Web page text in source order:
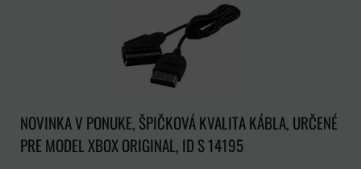
NOVINKA V PONUKE, ŠPIČKOVÁ KVALITA KÁBLA, URČENÉ
PRE MODEL XBOX ORIGINAL, ID S 14195